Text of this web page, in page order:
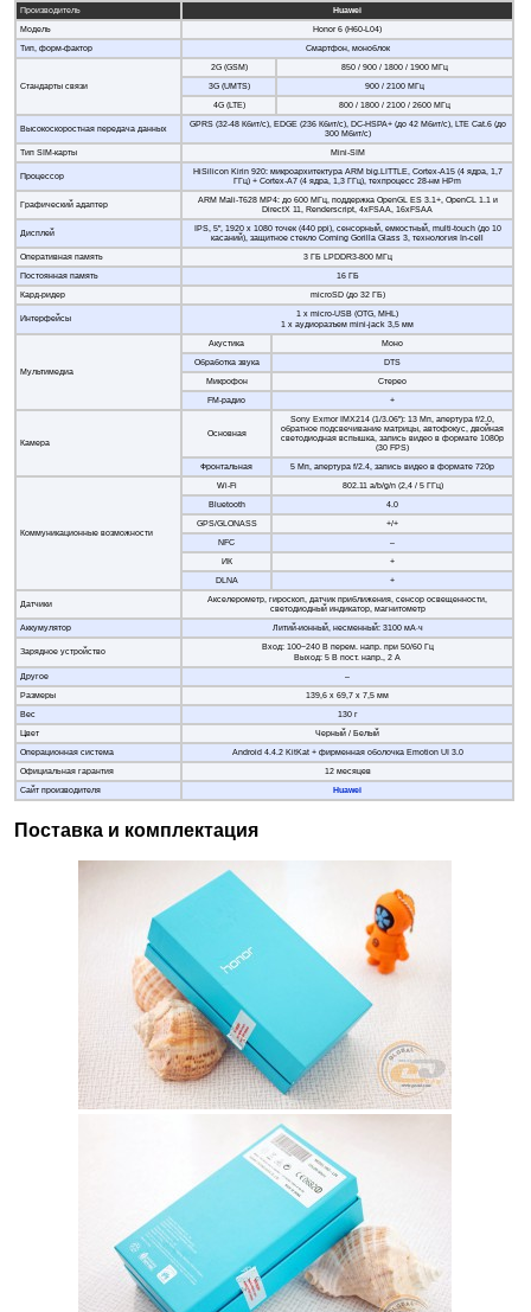
Производитель
Huawei
Модель
Honor 6 (H60-L04)
Тип, форм-фактор
Смартфон, моноблок
Стандарты связи
2G (GSM)
850 / 900 / 1800 / 1900 МГц
3G (UMTS)
900 / 2100 МГц
4G (LTE)
800 / 1800 / 2100 / 2600 МГц
Высокоскоростная передача данных
GPRS (32-48 Кбит/с), EDGE (236 Кбит/с), DC-HSPA+ (до 42 Мбит/с), LTE Cat.6 (до
300 Мбит/с)
Тип SIM-карты
Mini-SIM
Процессор
HiSilicon Kirin 920: микроархитектура ARM big.LITTLE, Cortex-A15 (4 ядра, 1,7
ГГц) + Cortex-A7 (4 ядра, 1,3 ГГц), техпроцесс 28-нм HPm
Графический адаптер
ARM Mali-T628 MP4: до 600 МГц, поддержка OpenGL ES 3.1+, OpenCL 1.1 и
DirectX 11, Renderscript, 4xFSAA, 16xFSAA
Дисплей
IPS, 5", 1920 x 1080 точек (440 ppi), сенсорный, емкостный, multi-touch (до 10
касаний), защитное стекло Corning Gorilla Glass 3, технология In-cell
Оперативная память
3 ГБ LPDDR3-800 МГц
Постоянная память
16 ГБ
Кард-ридер
microSD (до 32 ГБ)
Интерфейсы
1 x micro-USB (OTG, MHL)
1 x аудиоразъем mini-jack 3,5 мм
Мультимедиа
Акустика
Моно
Обработка звука
DTS
Микрофон
Стерео
FM-радио
+
Камера
Основная
Sony Exmor IMX214 (1/3.06"): 13 Мп, апертура f/2.0,
обратное подсвечивание матрицы, автофокус, двойная
светодиодная вспышка, запись видео в формате 1080p
(30 FPS)
Фронтальная
5 Мп, апертура f/2.4, запись видео в формате 720p
Коммуникационные возможности
Wi-Fi
802.11 a/b/g/n (2,4 / 5 ГГц)
Bluetooth
4.0
GPS/GLONASS
+/+
NFC
–
ИК
+
DLNA
+
Датчики
Акселерометр, гироскоп, датчик приближения, сенсор освещенности,
светодиодный индикатор, магнитометр
Аккумулятор
Литий-ионный, несменный: 3100 мА∙ч
Зарядное устройство
Вход: 100~240 В перем. напр. при 50/60 Гц
Выход: 5 В пост. напр., 2 А
Другое
–
Размеры
139,6 х 69,7 х 7,5 мм
Вес
130 г
Цвет
Черный / Белый
Операционная система
Android 4.4.2 KitKat + фирменная оболочка Emotion UI 3.0
Официальная гарантия
12 месяцев
Сайт производителя
Huawei
Поставка и комплектация